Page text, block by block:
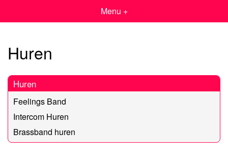
Menu +
Huren
Huren
Feelings Band
Intercom Huren
Brassband huren